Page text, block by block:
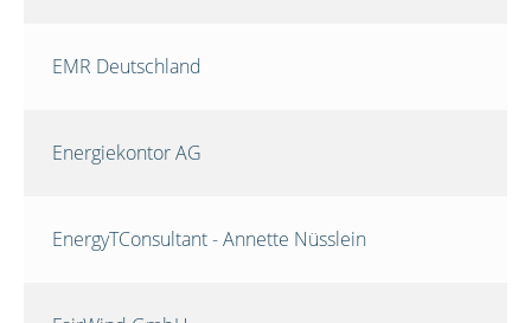
EMR Deutschland
Energiekontor AG
EnergyTConsultant - Annette Nüsslein